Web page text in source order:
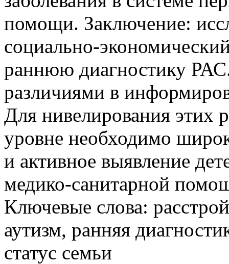
помощи. Заключение:
социально-
раннюю диагностику
различиями в
Для нивелирования этих
уровне необходимо
и активное выявление
медико-санитарной
Ключевые слова:
аутизм, ранняя
статус семьи